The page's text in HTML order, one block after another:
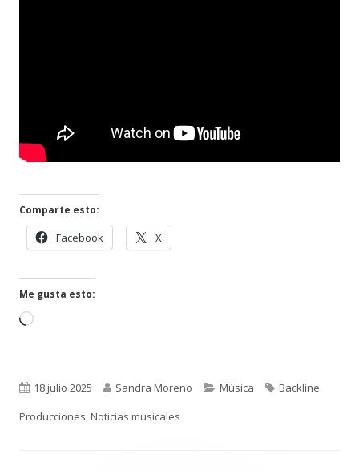
Comparte esto:
Facebook
en
X
en
Me gusta esto:
Cargando...
Publicado
el
18 julio 2025 Autor
Sandra Moreno Categorías
Música Etiquetas
Backline
Producciones,Noticias musicales